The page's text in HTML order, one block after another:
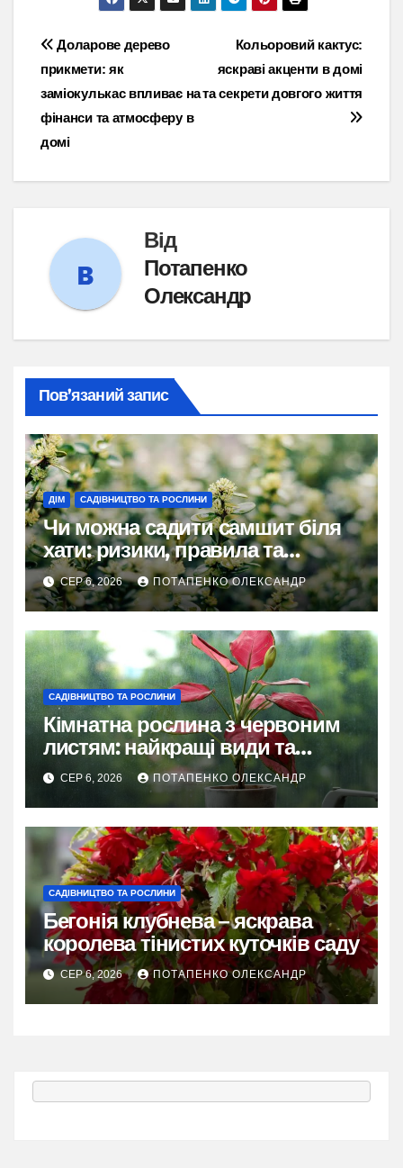
Навігація
записів
Кольоровий кактус:
яскраві акценти в домі
та секрети довгого життя
Доларове дерево
прикмети: як
заміокулькас впливає на
фінанси та атмосферу в
домі
Від
Потапенко
Олександр
Пов’язаний запис
ДІМ САДІВНИЦТВО ТА РОСЛИНИ
Чи можна садити самшит біля
хати: ризики, правила та
практичні рішення
СЕР 6, 2026 ПОТАПЕНКО ОЛЕКСАНДР
САДІВНИЦТВО ТА РОСЛИНИ
Кімнатна рослина з червоним
листям: найкращі види та
секрети догляду
СЕР 6, 2026 ПОТАПЕНКО ОЛЕКСАНДР
САДІВНИЦТВО ТА РОСЛИНИ
Бегонія клубнева – яскрава
королева тінистих куточків саду
СЕР 6, 2026 ПОТАПЕНКО ОЛЕКСАНДР